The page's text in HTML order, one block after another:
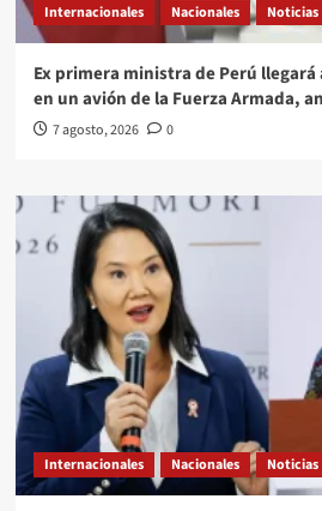
Internacionales Nacionales Noticias
Ex primera ministra de Perú llegará
en un avión de la Fuerza Armada,
7 agosto, 2026 0
Internacionales Nacionales Noticias